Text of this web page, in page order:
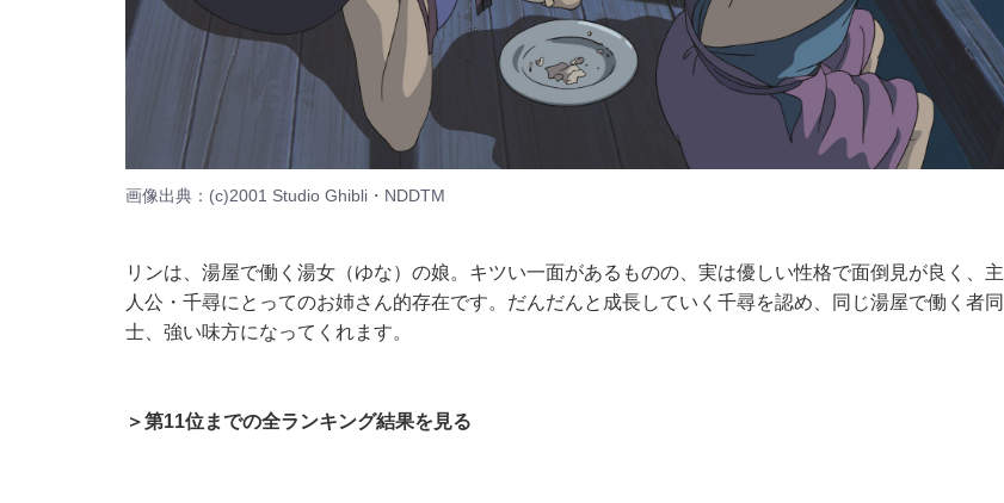
画像出典：(c)2001 Studio Ghibli・NDDTM
リンは、湯屋で働く湯女（ゆな）の娘。キツい一面があるものの、実は優しい性格で面倒見が良く、主
人公・千尋にとってのお姉さん的存在です。だんだんと成長していく千尋を認め、同じ湯屋で働く者同
士、強い味方になってくれます。
＞第11位までの全ランキング結果を見る